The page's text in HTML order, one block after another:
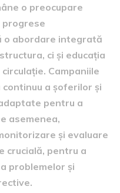
o preocupare
progrese
o abordare integrată
ci și educația
Campaniile
a șoferilor și
pentru a
asemenea,
și evaluare
crucială, pentru a
problemelor și